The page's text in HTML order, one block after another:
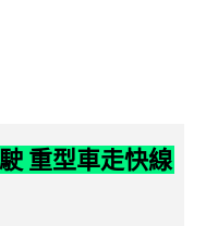
重型車走快線